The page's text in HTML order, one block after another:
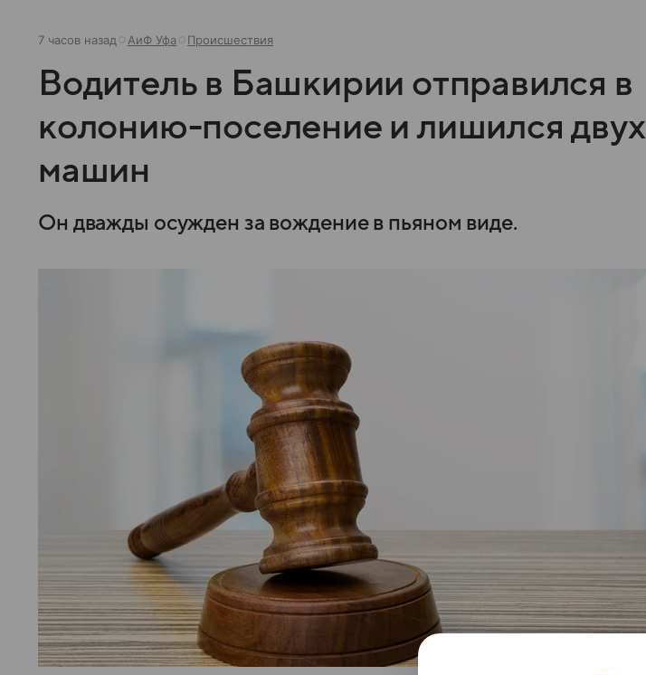
7 часов назад АиФ Уфа Происшествия
Водитель в Башкирии отправился в
колонию-поселение и лишился двух
машин
Он дважды осужден за вождение в пьяном виде.